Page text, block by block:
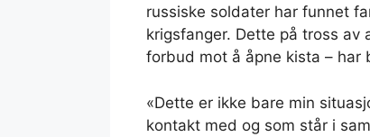
russiske soldater har funnet
krigsfanger. Dette på tross av
forbud mot å åpne kista – har
«Dette er ikke bare min
kontakt med og som står i